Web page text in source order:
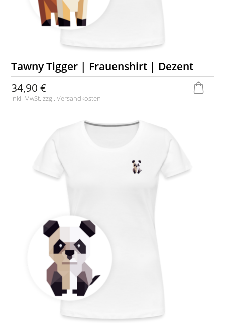
Tawny Tigger | Frauenshirt | Dezent
34,90 €
inkl. MwSt. zzgl.Versandkosten